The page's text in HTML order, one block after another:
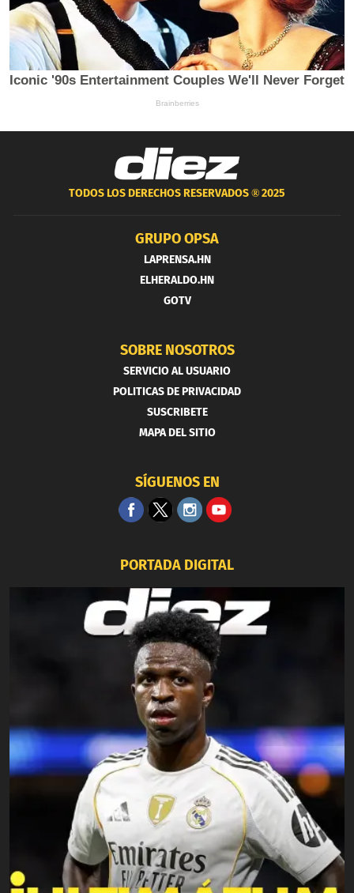
TODOS LOS DERECHOS RESERVADOS ®2025
GRUPO OPSA
LAPRENSA.HN
ELHERALDO.HN
GOTV
SOBRE NOSOTROS
SERVICIO AL USUARIO
POLITICAS DE PRIVACIDAD
SUSCRIBETE
MAPA DEL SITIO
SÍGUENOS EN
PORTADA DIGITAL